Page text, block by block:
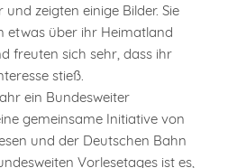
zeigten einige Bilder. Sie
etwas über ihr Heimatland
freuten sich sehr, dass ihr
stieß.
ein Bundesweiter
gemeinsame Initiative von
und der Deutschen Bahn
Vorlesetages ist es,